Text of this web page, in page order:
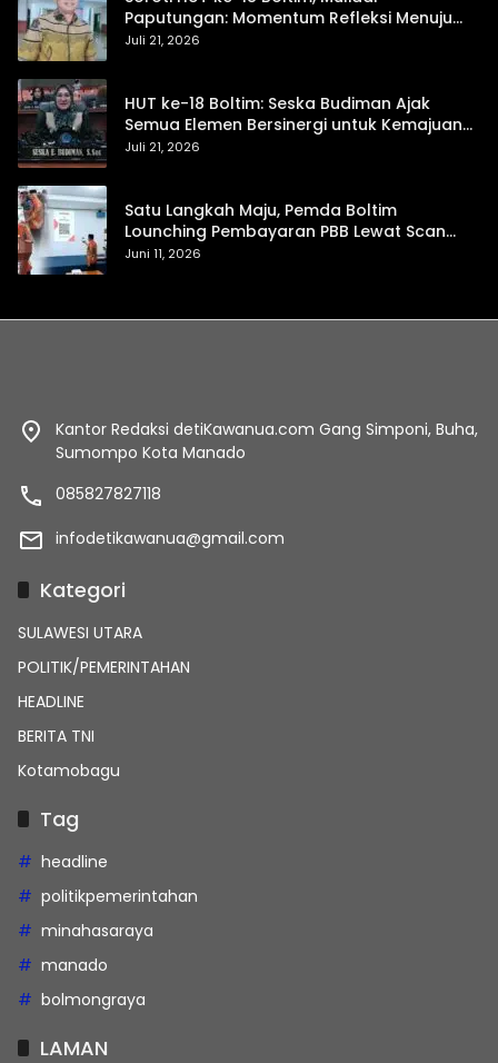
Paputungan: Momentum Refleksi Menuju
Daerah Mandiri dan Berdaya Saing
Juli 21, 2026
HUT ke-18 Boltim: Seska Budiman Ajak
Semua Elemen Bersinergi untuk Kemajuan
Daerah
Juli 21, 2026
Satu Langkah Maju, Pemda Boltim
Lounching Pembayaran PBB Lewat Scan
Qris
Juni 11, 2026
Kantor Redaksi detiKawanua.com Gang Simponi, Buha,
Sumompo Kota Manado
085827827118
infodetikawanua@gmail.com
Kategori
SULAWESI UTARA
POLITIK/PEMERINTAHAN
HEADLINE
BERITA TNI
Kotamobagu
Tag
headline
politikpemerintahan
minahasaraya
manado
bolmongraya
LAMAN